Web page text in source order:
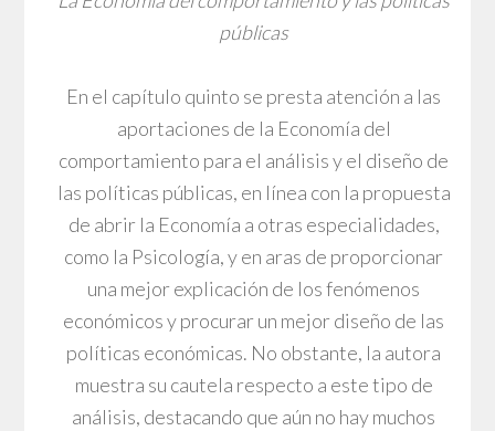
públicas
En el capítulo quinto se presta atención a las
aportaciones de la Economía del
comportamiento para el análisis y el diseño de
las políticas públicas, en línea con la propuesta
de abrir la Economía a otras especialidades,
como la Psicología, y en aras de proporcionar
una mejor explicación de los fenómenos
económicos y procurar un mejor diseño de las
políticas económicas. No obstante, la autora
muestra su cautela respecto a este tipo de
análisis, destacando que aún no hay muchos